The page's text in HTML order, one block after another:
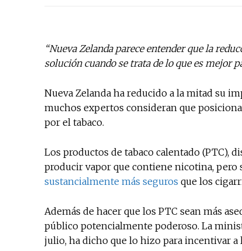
“Nueva Zelanda parece entender que la
solución cuando se trata de lo que es mejor
Nueva Zelanda ha reducido a la mitad su
muchos expertos consideran que
por el tabaco.
Los productos de tabaco calentado (PTC),
producir vapor que contiene nicotina,
sustancialmente más seguros que los
Además de hacer que los PTC sean más
público potencialmente poderoso. La
julio, ha dicho que lo hizo para incentivar a